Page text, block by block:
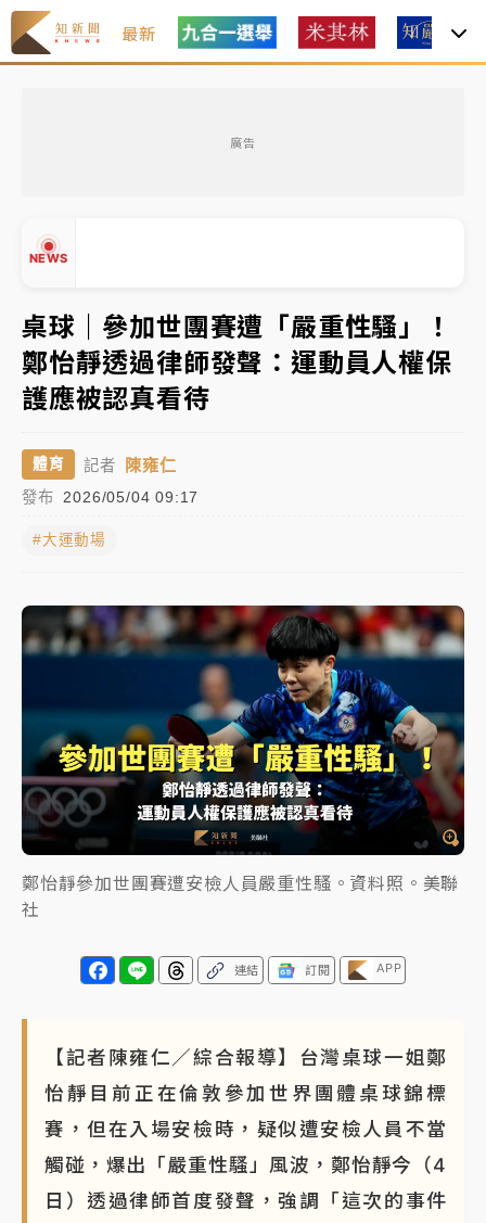
最新
廣告
NEWS
中信慈善基金會想增加董事人數！辜仲諒向法院聲請遭
駁 理由曝光
故宮《龍藏經》特展第2檔！今線上預約開賣一度塞車
周六起展出延長至晚上7時
台東農業處長涉圖利渡假村！東檢抗告成功 今重開羈
押庭
父親節泡湯了！中颱白海豚雨彈轟3天 「紅到發紫」降
雨熱區曝
女律師陳昱瑄詐慈濟10億！黃金158kg遭查扣畫面曝光
旅局回應了
中信慈善基金會想增加董事人數！辜仲諒向法院聲請遭
故宮《龍藏經》特展第2檔！今線上預約開賣一度塞車
周六起展出延長至晚上7時
台東農業處長涉圖利渡假村！東檢抗告成功 今重開羈
押庭
雨熱區曝
▲
▼
桌球｜參加世團賽遭「嚴重性騷」！
鄭怡靜透過律師發聲：運動員人權保
護應被認真看待
體育 記者 陳雍仁
發布 2026/05/04 09:17
#大運動場
鄭怡靜參加世團賽遭安檢人員嚴重性騷。資料照。美聯
社
連結 訂閱 APP
【記者陳雍仁／綜合報導】台灣桌球一姐鄭
怡靜目前正在倫敦參加世界團體桌球錦標
賽，但在入場安檢時，疑似遭安檢人員不當
觸碰，爆出「嚴重性騷」風波，鄭怡靜今（4
日）透過律師首度發聲，強調「這次的事件